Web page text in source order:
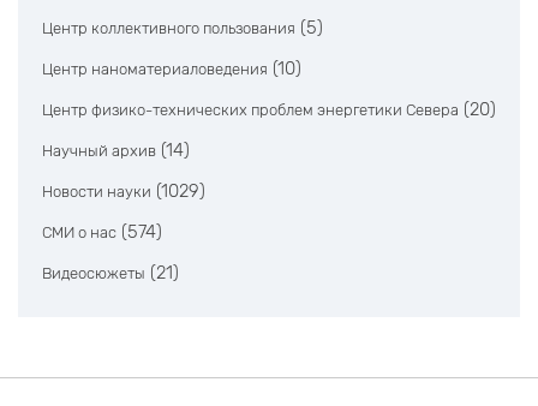
Центр коллективного пользования (5)
Центр наноматериаловедения (10)
Центр физико-технических проблем энергетики Севера (20)
Научный архив (14)
Новости науки (1029)
СМИ о нас (574)
Видеосюжеты (21)